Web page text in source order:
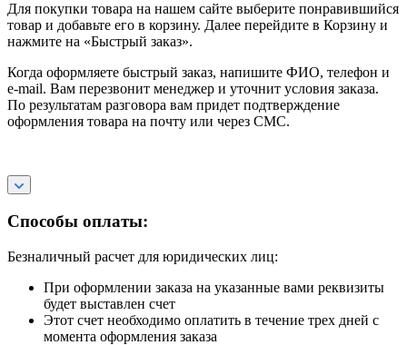
Для покупки товара на нашем сайте выберите понравившийся
товар и добавьте его в корзину. Далее перейдите в Корзину и
нажмите на «Быстрый заказ».
Когда оформляете быстрый заказ, напишите ФИО, телефон и
e-mail. Вам перезвонит менеджер и уточнит условия заказа.
По результатам разговора вам придет подтверждение
оформления товара на почту или через СМС.
Способы оплаты:
Безналичный расчет для юридических лиц:
При оформлении заказа на указанные вами реквизиты
будет выставлен счет
Этот счет необходимо оплатить в течение трех дней с
момента оформления заказа